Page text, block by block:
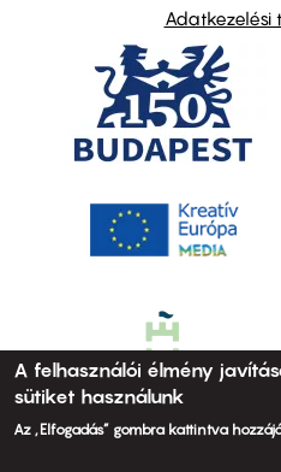
Adatkezelési
A felhasználói élmény
sütiket használunk
Az „Elfogadás” gombra kattintva